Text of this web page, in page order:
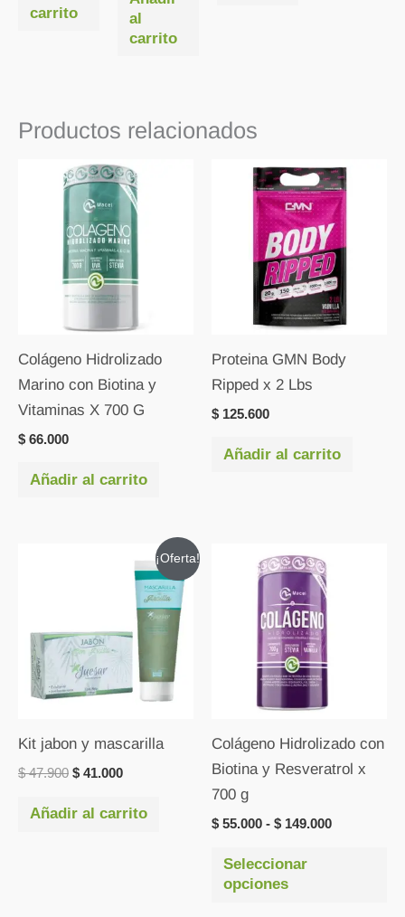
carrito
al
carrito
Productos relacionados
Colágeno Hidrolizado
Marino con Biotina y
Vitaminas X 700 G
$ 66.000
Añadir al carrito
Proteina GMN Body
Ripped x 2 Lbs
$ 125.600
Añadir al carrito
¡Oferta!
Kit jabon y mascarilla
$47.900 $ 41.000
precio
actual
es:
$ 41.000.
Añadir al carrito
Colágeno Hidrolizado con
Biotina y Resveratrol x
700 g
$ 55.000 - $ 149.000
Seleccionar
opciones